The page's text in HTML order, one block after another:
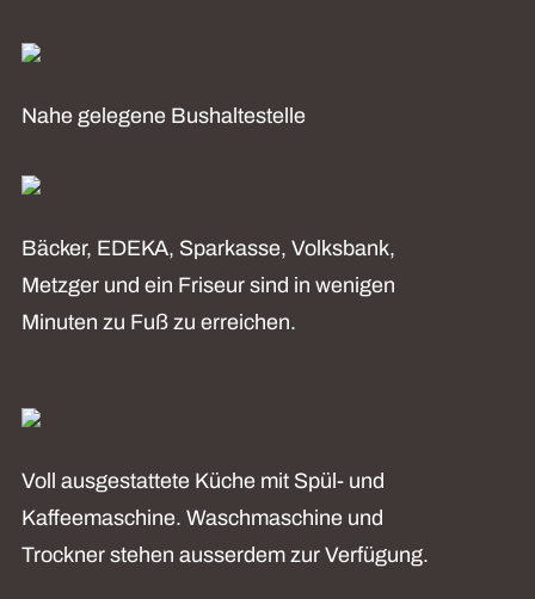
Nahe gelegene Bushaltestelle
Bäcker, EDEKA, Sparkasse, Volksbank,
Metzger und ein Friseur sind in wenigen
Minuten zu Fuß zu erreichen.
Voll ausgestattete Küche mit Spül- und
Kaffeemaschine. Waschmaschine und
Trockner stehen ausserdem zur Verfügung.